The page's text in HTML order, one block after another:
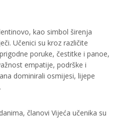
kao simbol širenja
Učenici su kroz različite
poruke, čestitke i panoe,
empatije, podrške i
dominirali osmijesi, lijepe
članovi Vijeća učenika su